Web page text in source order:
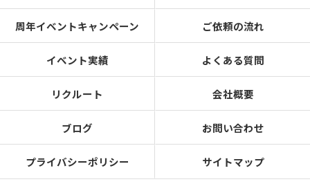
周年イベントキャンペーン ご依頼の流れ
イベント実績 よくある質問
リクルート 会社概要
ブログ お問い合わせ
プライバシーポリシー サイトマップ